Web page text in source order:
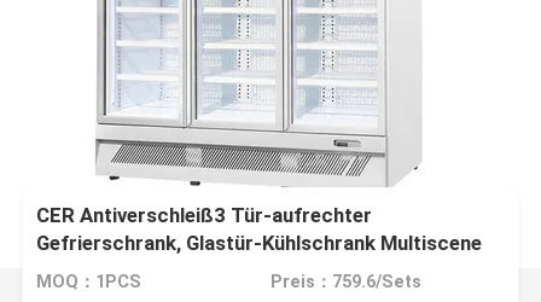
CER Antiverschleiß3 Tür-aufrechter
Gefrierschrank, Glastür-Kühlschrank Multiscene
MOQ：1PCS Preis：759.6/Sets